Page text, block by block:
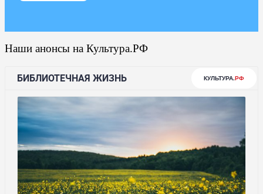
Наши анонсы на Культура.РФ